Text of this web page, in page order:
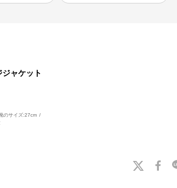
ャケット
のサイズ:27cm